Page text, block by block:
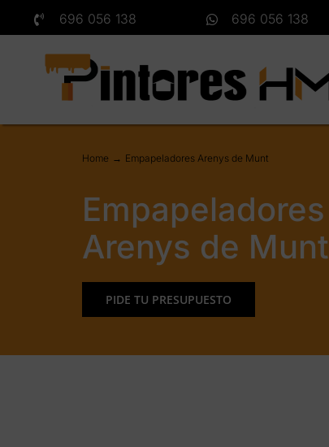
Saltar
al
contenido
696 056 138 696 056 138
Home Empapeladores Arenys de Munt
Empapeladores
Arenys de Munt
PIDE TU PRESUPUESTO